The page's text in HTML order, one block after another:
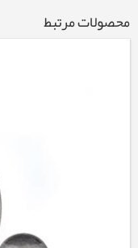
محصولات مرتبط